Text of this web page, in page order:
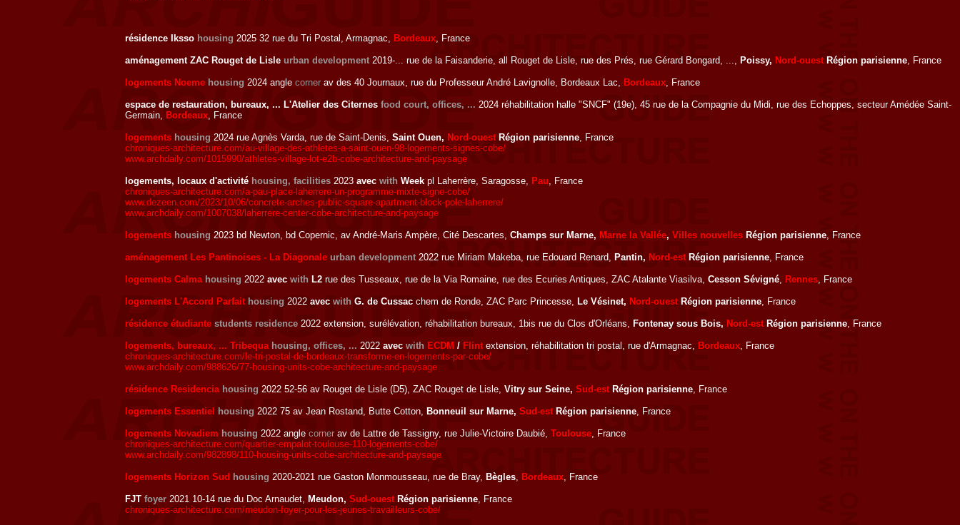
résidence Iksso housing 2025 32 rue du Tri Postal, Armagnac, Bordeaux, France
aménagement ZAC Rouget de Lisle urban development 2019-... rue de la Faisanderie, all Rouget de Lisle, rue des Prés, rue Gérard Bongard, ..., Poissy, Nord-ouestRégion parisienne, France
logements Noeme housing 2024 angle corner av des 40 Journaux, rue du Professeur André Lavignolle, Bordeaux Lac, Bordeaux, France
espace de restauration, bureaux, ... L'Atelier des Citernes food court, offices, ... 2024 réhabilitation halle "SNCF" (19e), 45 rue de la Compagnie du Midi, rue des Echoppes, secteur Amédée Saint-
Germain, Bordeaux, France
logements housing 2024 rue Agnès Varda, rue de Saint-Denis, Saint Ouen, Nord-ouestRégion parisienne, France
chroniques-architecture.com/au-village-des-athletes-a-saint-ouen-98-logements-signes-cobe/
www.archdaily.com/1015990/athletes-village-lot-e2b-cobe-architecture-and-paysage
logements, locaux d'activité housing, facilities 2023 avec with Week pl Laherrère, Saragosse, Pau, France
chroniques-architecture.com/a-pau-place-laherrere-un-programme-mixte-signe-cobe/
www.dezeen.com/2023/10/06/concrete-arches-public-square-apartment-block-pole-laherrere/
www.archdaily.com/1007038/laherrere-center-cobe-architecture-and-paysage
logements housing 2023 bd Newton, bd Copernic, av André-Maris Ampère, Cité Descartes, Champs sur Marne, Marne la Vallée, Villes nouvelles Région parisienne, France
aménagement Les Pantinoises - La Diagonale urban development 2022 rue Miriam Makeba, rue Edouard Renard, Pantin, Nord-est Région parisienne, France
logements Calma housing 2022 avec with L2 rue des Tusseaux, rue de la Via Romaine, rue des Ecuries Antiques, ZAC Atalante Viasilva, Cesson Sévigné, Rennes, France
logements L'Accord Parfait housing 2022 avec with G. de Cussac chem de Ronde, ZAC Parc Princesse, Le Vésinet, Nord-ouestRégion parisienne, France
résidence étudiante students residence 2022 extension, surélévation, réhabilitation bureaux, 1bis rue du Clos d'Orléans, Fontenay sous Bois, Nord-est Région parisienne, France
logements, bureaux, ... Tribequa housing, offices, ... 2022 avec with ECDM / Flint extension, réhabilitation tri postal, rue d'Armagnac, Bordeaux, France
chroniques-architecture.com/le-tri-postal-de-bordeaux-transforme-en-logements-par-cobe/
www.archdaily.com/988626/77-housing-units-cobe-architecture-and-paysage
résidence Residencia housing 2022 52-56 av Rouget de Lisle (D5), ZAC Rouget de Lisle, Vitry sur Seine, Sud-est Région parisienne, France
logements Essentiel housing 2022 75 av Jean Rostand, Butte Cotton, Bonneuil sur Marne, Sud-est Région parisienne, France
logements Novadiem housing 2022 angle corner av de Lattre de Tassigny, rue Julie-Victoire Daubié, Toulouse, France
chroniques-architecture.com/quartier-empalot-toulouse-110-logements-cobe/
www.archdaily.com/982898/110-housing-units-cobe-architecture-and-paysage
logements Horizon Sud housing 2020-2021 rue Gaston Monmousseau, rue de Bray, Bègles, Bordeaux, France
FJT foyer 2021 10-14 rue du Doc Arnaudet, Meudon, Sud-ouest Région parisienne, France
chroniques-architecture.com/meudon-foyer-pour-les-jeunes-travailleurs-cobe/